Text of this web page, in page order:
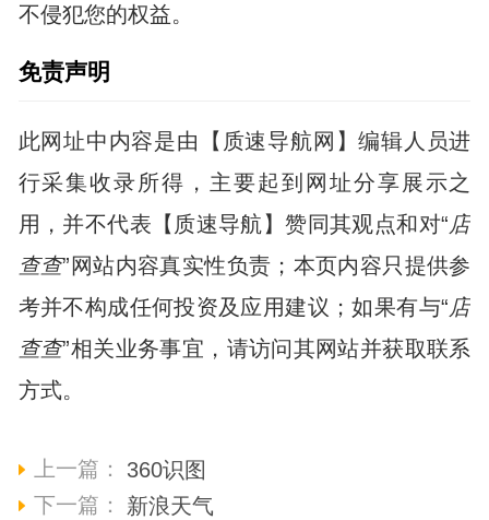
不侵犯您的权益。
免责声明
此网址中内容是由【质速导航网】编辑人员进
行采集收录所得，主要起到网址分享展示之
用，并不代表【质速导航】赞同其观点和对“店
查查”网站内容真实性负责；本页内容只提供参
考并不构成任何投资及应用建议；如果有与“店
查查”相关业务事宜，请访问其网站并获取联系
方式。
上一篇：
360识图
下一篇：
新浪天气